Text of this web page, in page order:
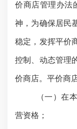
价商店管理办法
神，为确保居民
稳定，发挥平价
控制、动态管理
价商店。 平价商
（一）在本
营资格；